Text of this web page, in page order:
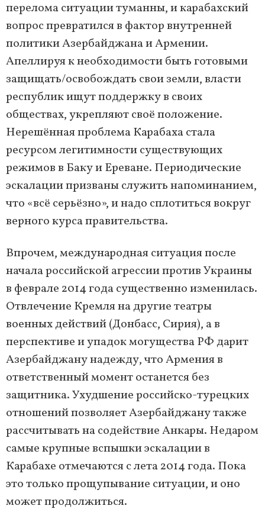
перелома ситуации туманны, и карабахский
вопрос превратился в фактор внутренней
политики Азербайджана и Армении.
Апеллируя к необходимости быть готовыми
защищать/освобождать свои земли, власти
республик ищут поддержку в своих
обществах, укрепляют своё положение.
Нерешённая проблема Карабаха стала
ресурсом легитимности существующих
режимов в Баку и Ереване. Периодические
эскалации призваны служить напоминанием,
что «всё серьёзно», и надо сплотиться вокруг
верного курса правительства.
Впрочем, международная ситуация после
начала российской агрессии против Украины
в феврале 2014 года существенно изменилась.
Отвлечение Кремля на другие театры
военных действий (Донбасс, Сирия), а в
перспективе и упадок могущества РФ дарит
Азербайджану надежду, что Армения в
ответственный момент останется без
защитника. Ухудшение российско-турецких
отношений позволяет Азербайджану также
рассчитывать на содействие Анкары. Недаром
самые крупные вспышки эскалации в
Карабахе отмечаются с лета 2014 года. Пока
это только прощупывание ситуации, и оно
может продолжиться.